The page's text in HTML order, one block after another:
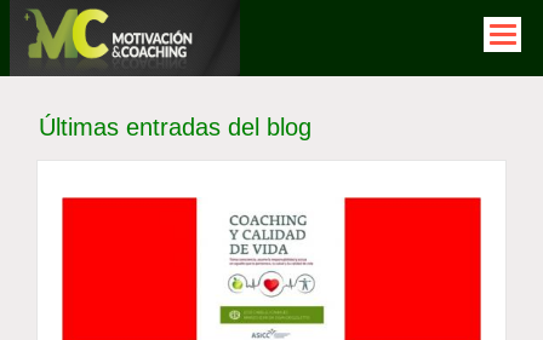
Pasar
contenido
Últimas entradas del blog